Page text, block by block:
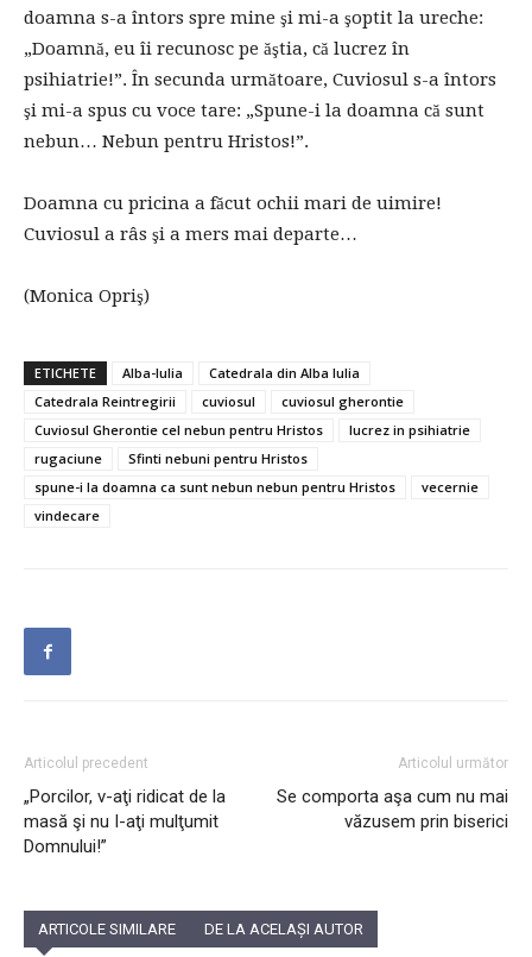
doamna s-a întors spre mine şi mi-a şoptit la ureche:
„Doamnă, eu îi recunosc pe ăştia, că lucrez în
psihiatrie!”. În secunda următoare, Cuviosul s-a întors
şi mi-a spus cu voce tare: „Spune-i la doamna că sunt
nebun… Nebun pentru Hristos!”.
Doamna cu pricina a făcut ochii mari de uimire!
Cuviosul a râs şi a mers mai departe…
(Monica Opriş)
ETICHETE Alba-Iulia
Catedrala din Alba Iulia
Catedrala Reintregirii
cuviosul
cuviosul gherontie
Cuviosul Gherontie cel nebun pentru Hristos
lucrez in psihiatrie
rugaciune
Sfinti nebuni pentru Hristos
spune-i la doamna ca sunt nebun nebun pentru Hristos
vecernie
vindecare
Articolul precedent
„Porcilor, v-aţi ridicat de la
masă şi nu I-aţi mulţumit
Domnului!”
Articolul următor
Se comporta aşa cum nu mai
văzusem prin biserici
ARTICOLE SIMILARE DE LA ACELAȘI AUTOR